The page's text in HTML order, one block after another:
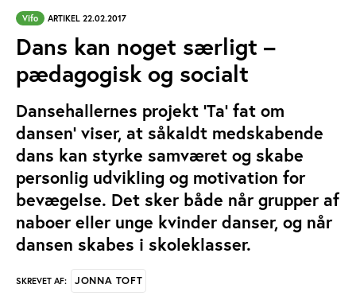
Vifo ARTIKEL 22.02.2017
Dans kan noget særligt –
pædagogisk og socialt
Dansehallernes projekt 'Ta’ fat om
dansen' viser, at såkaldt medskabende
dans kan styrke samværet og skabe
personlig udvikling og motivation for
bevægelse. Det sker både når grupper af
naboer eller unge kvinder danser, og når
dansen skabes i skoleklasser.
SKREVET AF: JONNA TOFT